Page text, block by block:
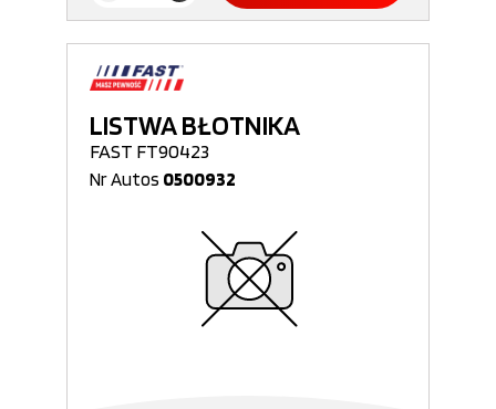
LISTWA BŁOTNIKA
FAST FT90423
Nr Autos 0500932